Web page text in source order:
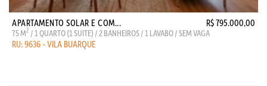
APARTAMENTO SOLAR E COM... R$ 795.000,00
75 M2 / 1 QUARTO (1 SUITE) / 2 BANHEIROS / 1 LAVABO / SEM VAGA
RU: 9636 - VILA BUARQUE